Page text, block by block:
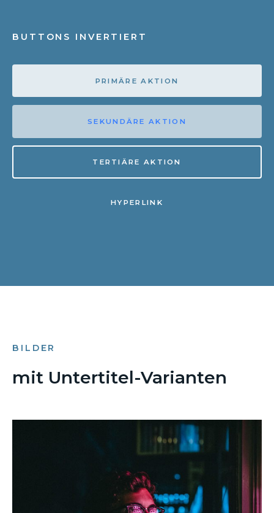
BUTTONS INVERTIERT
PRIMÄRE AKTION
SEKUNDÄRE AKTION
TERTIÄRE AKTION
HYPERLINK
BILDER
mit Untertitel-Varianten